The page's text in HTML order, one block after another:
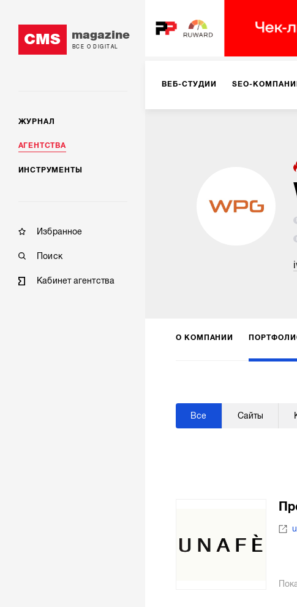
CMS magazine
ВСЕ О DIGITAL
ЖУРНАЛ
АГЕНТСТВА
ИНСТРУМЕНТЫ
Избранное
Поиск
Кабинет агентства
ВЕБ-СТУДИИ SEO-
РЕКЛАМА НА ИНТЕРНЕТ-
О КОМПАНИИ
Все Сайты